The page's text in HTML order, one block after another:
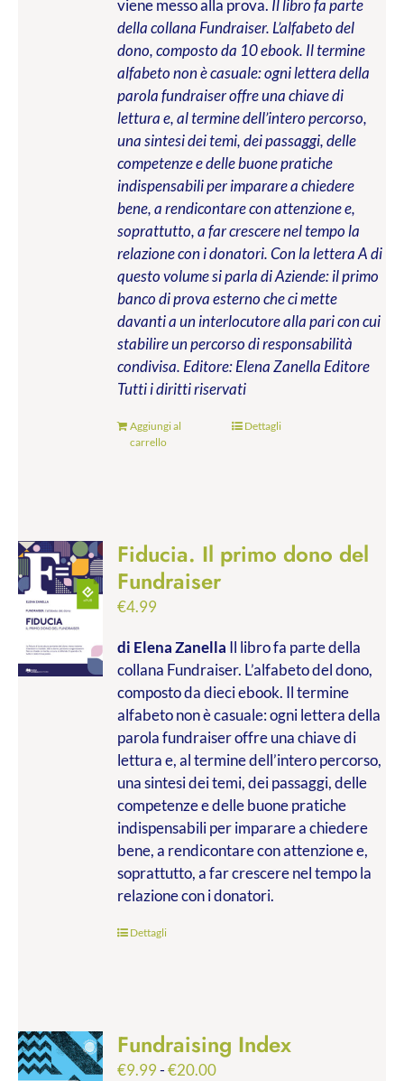
viene messo alla prova. Il libro fa parte
della collana Fundraiser. L’alfabeto del
dono, composto da 10 ebook. Il termine
alfabeto non è casuale: ogni lettera della
parola fundraiser offre una chiave di
lettura e, al termine dell’intero percorso,
una sintesi dei temi, dei passaggi, delle
competenze e delle buone pratiche
indispensabili per imparare a chiedere
bene, a rendicontare con attenzione e,
soprattutto, a far crescere nel tempo la
relazione con i donatori. Con la lettera A di
questo volume si parla di Aziende: il primo
banco di prova esterno che ci mette
davanti a un interlocutore alla pari con cui
stabilire un percorso di responsabilità
condivisa. Editore: Elena Zanella Editore
Tutti i diritti riservati
Aggiungi al
carrello
Dettagli
Fiducia. Il primo dono del
Fundraiser
€4.99
di Elena Zanella Il libro fa parte della
collana Fundraiser. L’alfabeto del dono,
composto da dieci ebook. Il termine
alfabeto non è casuale: ogni lettera della
parola fundraiser offre una chiave di
lettura e, al termine dell’intero percorso,
una sintesi dei temi, dei passaggi, delle
competenze e delle buone pratiche
indispensabili per imparare a chiedere
bene, a rendicontare con attenzione e,
soprattutto, a far crescere nel tempo la
relazione con i donatori.
Dettagli
Fundraising Index
€9.99-€20.00Fascia